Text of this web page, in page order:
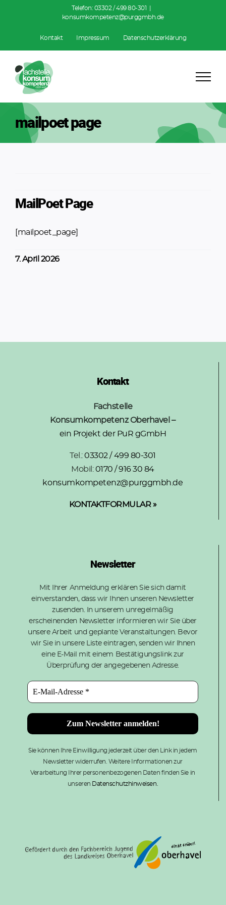
Telefon: 03302 / 499 80-301
konsumkompetenz@purggmbh.de
Kontakt Impressum Datenschutzerklärung
mailpoet page
MailPoet Page
[mailpoet_page]
7. April 2026
Kontakt
Fachstelle
Konsumkompetenz Oberhavel –
ein Projekt der PuR gGmbH
Tel.:03302 / 499 80-301
Mobil:0170 / 916 30 84
konsumkompetenz@purggmbh.de
KONTAKTFORMULAR »
Newsletter
Mit Ihrer Anmeldung erklären Sie sich damit
einverstanden, dass wir Ihnen unseren Newsletter
zusenden. In unserem unregelmäßig
erscheinenden Newsletter informieren wir Sie über
unsere Arbeit und geplante Veranstaltungen. Bevor
wir Sie in unsere Liste eintragen, senden wir Ihnen
eine E-Mail mit einem Bestätigungslink zur
Überprüfung der angegebenen Adresse.
Sie können Ihre Einwilligung jederzeit über den Link in jedem
Newsletter widerrufen. Weitere Informationen zur
Verarbeitung Ihrer personenbezogenen Daten finden Sie in
unseren Datenschutzhinweisen.